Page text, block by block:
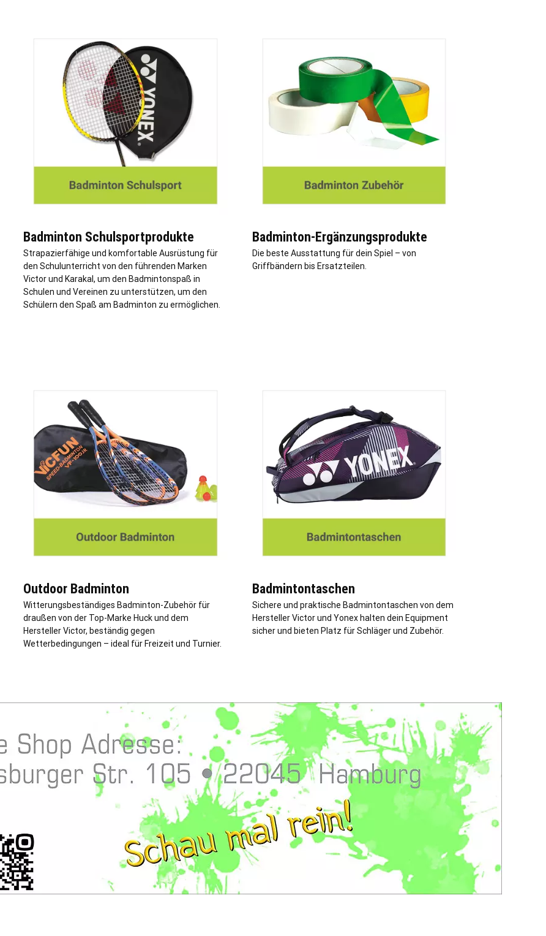
Badminton Schulsportprodukte
Strapazierfähige und komfortable Ausrüstung für
den Schulunterricht von den führenden Marken
Victor und Karakal, um den Badmintonspaß in
Schulen und Vereinen zu unterstützen, um den
Schülern den Spaß am Badminton zu ermöglichen.
Badminton-Ergänzungsprodukte
Die beste Ausstattung für dein Spiel – von
Griffbändern bis Ersatzteilen.
Outdoor Badminton
Witterungsbeständiges Badminton-Zubehör für
draußen von der Top-Marke Huck und dem
Hersteller Victor, beständig gegen
Wetterbedingungen – ideal für Freizeit und Turnier.
Badmintontaschen
Sichere und praktische Badmintontaschen von dem
Hersteller Victor und Yonex halten dein Equipment
sicher und bieten Platz für Schläger und Zubehör.